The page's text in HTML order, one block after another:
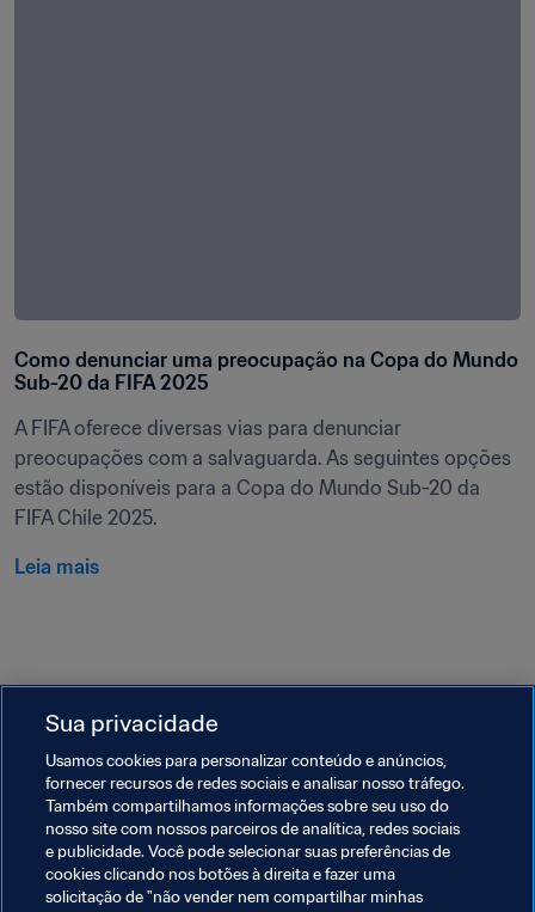
Como denunciar uma preocupação na Copa do Mundo
Sub-20 da FIFA 2025
A FIFA oferece diversas vias para denunciar
preocupações com a salvaguarda. As seguintes opções
estão disponíveis para a Copa do Mundo Sub-20 da
FIFA Chile 2025.
Leia mais
às 14:31
Sua privacidade
Usamos cookies para personalizar conteúdo e anúncios,
fornecer recursos de redes sociais e analisar nosso tráfego.
Também compartilhamos informações sobre seu uso do
nosso site com nossos parceiros de analítica, redes sociais
e publicidade. Você pode selecionar suas preferências de
cookies clicando nos botões à direita e fazer uma
solicitação de "não vender nem compartilhar minhas